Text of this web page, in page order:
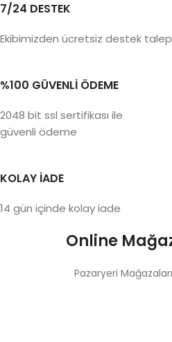
7/24 DESTEK
Ekibimizden ücretsiz destek
%100 GÜVENLİ ÖDEME
2048 bit ssl sertifikası ile
güvenli ödeme
KOLAY İADE
14 gün içinde kolay iade
Online
Pazaryeri